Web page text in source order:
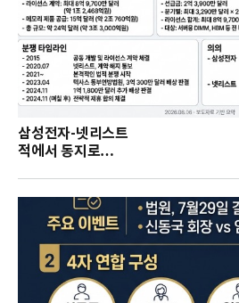
삼성전자-넷리스트
적에서 동지로…